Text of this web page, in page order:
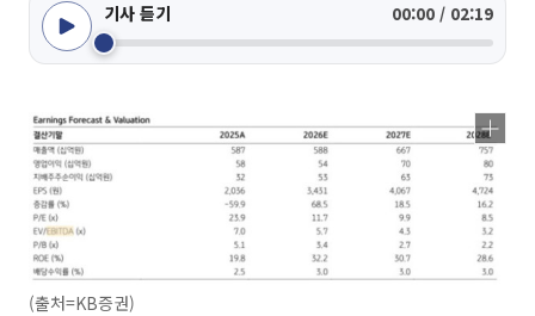
기사 듣기 00:00 / 02:19
(출처=KB증권)